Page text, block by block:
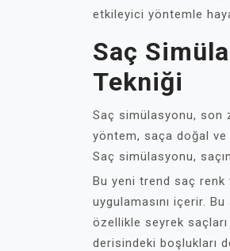
etkileyici yöntemle
Saç
Tekniği
Saç simülasyonu, son
yöntem, saça doğal ve
Saç simülasyonu,
Bu yeni trend saç
uygulamasını içerir.
özellikle seyrek
derisindeki boşlukları